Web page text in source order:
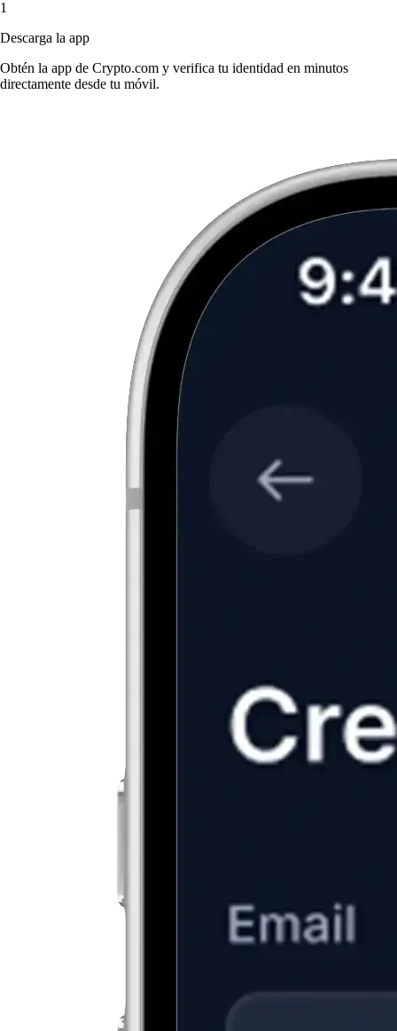
1
Descarga la app
Obtén la app de Crypto.com y verifica tu identidad en minutos
directamente desde tu móvil.